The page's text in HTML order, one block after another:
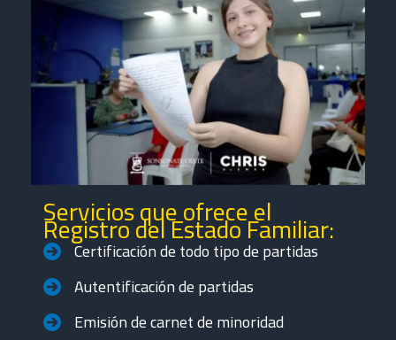
Servicios que ofrece el
Registro del Estado Familiar:
Certificación de todo tipo de partidas
Autentificación de partidas
Emisión de carnet de minoridad